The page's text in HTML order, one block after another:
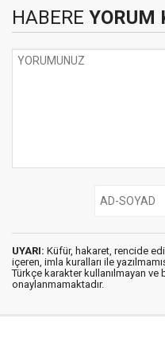
HABERE YORUM
UYARI: Küfür, hakaret, rencide
içeren, imla kuralları ile
Türkçe karakter kullanılmayan ve
onaylanmamaktadır.